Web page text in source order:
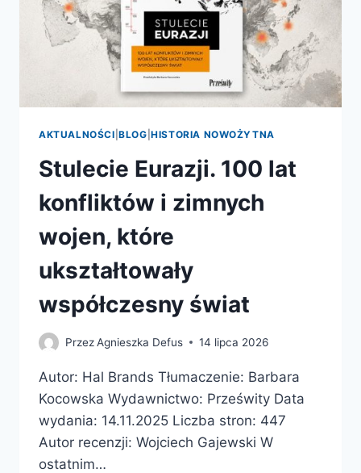
AKTUALNOŚCI |BLOG |HISTORIA NOWOŻYTNA
Stulecie Eurazji. 100 lat
konfliktów i zimnych
wojen, które
ukształtowały
współczesny świat
PrzezAgnieszka Defus 14 lipca 2026
Autor: Hal Brands Tłumaczenie: Barbara
Kocowska Wydawnictwo: Prześwity Data
wydania: 14.11.2025 Liczba stron: 447
Autor recenzji: Wojciech Gajewski W
ostatnim…